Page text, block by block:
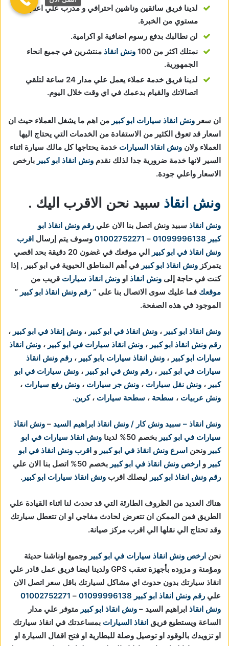
لدينا فريق سائقين وناشين احترافي و مدرب علي اعلي
مستوي من الخبرة.
لن نطالبك بدفع رسوم اضافية او اكرامية.
نمتلك اكثر من 100
ونش انقاذ منتشرين في جميع انحاء
الجمهورية.
لدينا فريق خدمة عملاء يعمل علي مدار 24 ساعة لتلقي
اتصالاتك والقيام بدعمك في اي وقت خلال اليوم.
ان سعر ونش انقاذ سيارات ابو كبير من اهم ما يشغل العملاء حيث ان
اسعار قد تعوق الكثير من الاستفادة من الخدمات التي يحتاج اليها
العملاء ولان ونش انقاذ السيارات خدمة يحتاجها كل مالك سيارة اثناء
السير لانها خدمة ضرورية جدا لذلك نقدم ونش انقاذ ابو كبير بارخص
الاسعار واعلي جودة.
ونش انقاذ سبيد نحن الاقرب اليك .
ونش انقاذ سبيد ونش اتصل بنا الان علي رقم ونش انقاذ ابو
كبير 01099996138
–
01002752271 وسوف يتم إرسال اقرب
ونش انقاذ في ابو كبير
الي موقعك في غضون 20 دقيقة بحد اقصي
يتمركز ونش انقاذ ابو كبير في أهم المناطق الحيوية في ابو كبير , إذا
كنت في حاجة إلى ونش انقاذ او ونش انقاذ سيارات قريب من
موقعك فما عليك سوى الاتصال بنا على “ رقم ونش انقاذ ابو كبير ”
الموجود في هذه الصفحة.
ونش انقاذ ابو كبير ، ونش انقاذ في ابو كبير ، ونش إنقاذ في ابو كبير ،
رقم ونش انقاذ ابو كبير ، ونش انقاذ سيارات في ابو كبير ، ونش انقاذ
سيارات ابو كبير ، ونش انقاذ سيارات بابو كبير ، رقم ونش انقاذ
سيارات في ابو كبير ، رقم ونش في ابو كبير ، ونش سيارات في ابو
كبير ، ونش نقل سيارات ، ونش جر سيارات ، ونش رفع سيارات ،
ونش عربيات ، سطحة ، سطحة سيارات ،كرين.
ونش انقاذ – سبيد ونش كار / ونش انقاذ ابراهيم السيد – ونش انقاذ
سيارات في ابو كبير بخصم 50% لدينا
ونش انقاذ سيارات في ابو
كبير ونحن اسرع ونش انقاذ في ابو كبير و اقرب ونش انقاذ في ابو
كبير و ارخص ونش انقاذ في ابو كبير بخصم 50% اتصل بنا الان علي
رقم ونش انقاذ ابو كبير ليصلك اقرب ونش انقاذ سيارات ابو كبير .
هناك العديد من الظروف الطارئة التي قد تحدث لنا اثناء القيادة علي
الطريق فمن الممكن ان تتعرض لحادث مفاجي او ان تتعطل سيارتك
وقد تحتاج الي نقلها الي اقرب مركز صيانة.
نحن ارخص ونش انقاذ سيارات في ابو كبير وجميع اوناشنا حديثة
ومؤمنة و مزوده بأجهزة تعقب GPS ولدينا ايضا فريق عمل قادر علي
انقاذ سيارتك بدون حدوث اي مشاكل لسيارتك باقل سعر اتصل الان
علي رقم ونش انقاذ ابو كبير 01099996138
–
01002752271
ونش انقاذ ابراهيم السيد – ونش انقاذ ابو كبير متوفر علي مدار
الساعة ويستطيع فريق انقاذ السيارات بمساعدتك في انقاذ سيارتك
او تزويدك بالوقود او توصيل وصلة للبطارية او فتح اقفال السيارة او